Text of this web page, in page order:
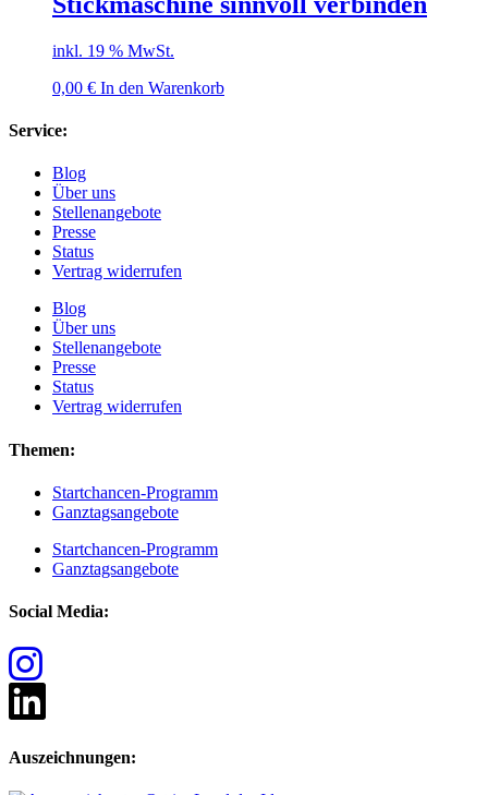
inkl. 19 % MwSt.
0,00 € In den Warenkorb
Service:
Blog
Über uns
Stellenangebote
Presse
Status
Vertrag widerrufen
Blog
Über uns
Stellenangebote
Presse
Status
Vertrag widerrufen
Themen:
Startchancen-Programm
Ganztagsangebote
Startchancen-Programm
Ganztagsangebote
Social Media:
Auszeichnungen: